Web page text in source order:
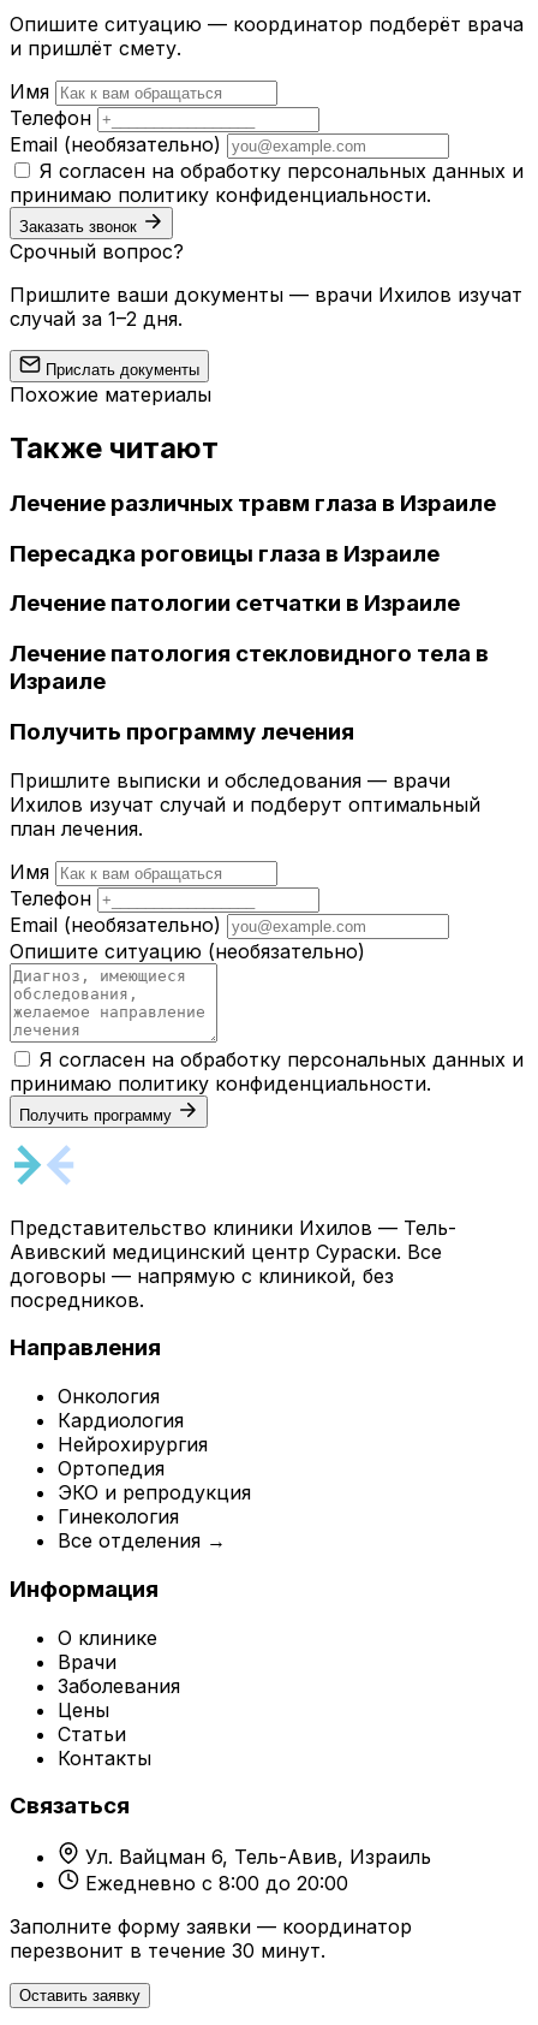
Опишите ситуацию — координатор подберёт врача
и пришлёт смету.
Имя
Телефон
Email (необязательно)
Я согласен на обработку персональных данных и
принимаю политику конфиденциальности.
Заказать звонок
Срочный вопрос?
Пришлите ваши документы — врачи Ихилов изучат
случай за 1–2 дня.
Прислать документы
Похожие материалы
Также читают
Лечение различных травм глаза в Израиле
Пересадка роговицы глаза в Израиле
Лечение патологии сетчатки в Израиле
Лечение патология стекловидного тела в
Израиле
Получить программу лечения
Пришлите выписки и обследования — врачи
Ихилов изучат случай и подберут оптимальный
план лечения.
Имя
Телефон
Email (необязательно)
Опишите ситуацию (необязательно)
Я согласен на обработку персональных данных и
принимаю политику конфиденциальности.
Получить программу
Представительство клиники Ихилов — Тель-
Авивский медицинский центр Сураски. Все
договоры — напрямую с клиникой, без
посредников.
Направления
Онкология
Кардиология
Нейрохирургия
Ортопедия
ЭКО и репродукция
Гинекология
Все отделения →
Информация
О клинике
Врачи
Заболевания
Цены
Статьи
Контакты
Связаться
Ул. Вайцман 6, Тель-Авив, Израиль
Ежедневно с 8:00 до 20:00
Заполните форму заявки — координатор
перезвонит в течение 30 минут.
Оставить заявку